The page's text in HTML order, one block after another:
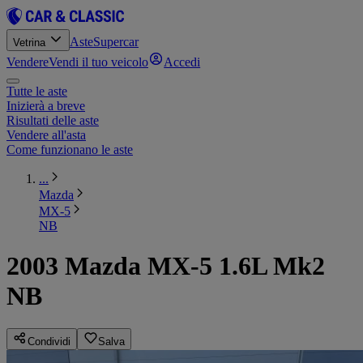
Vetrina AsteSupercar
VendereVendi il tuo veicolo Accedi
Tutte le aste
Inizierà a breve
Risultati delle aste
Vendere all'asta
Come funzionano le aste
...
Mazda
MX-5
NB
2003 Mazda MX-5 1.6L Mk2
NB
Condividi Salva